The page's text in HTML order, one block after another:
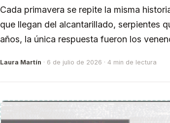
Cada primavera se repite la misma
que llegan del alcantarillado, serpientes
años, la única respuesta fueron los
Laura Martín · 6 de julio de 2026 · 4 min de lectura